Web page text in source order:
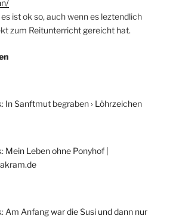
ist ok so, auch wenn es leztendlich
zum Reitunterricht gereicht hat.
In Sanftmut begraben › Löhrzeichen
Mein Leben ohne Ponyhof |
Am Anfang war die Susi und dann nur